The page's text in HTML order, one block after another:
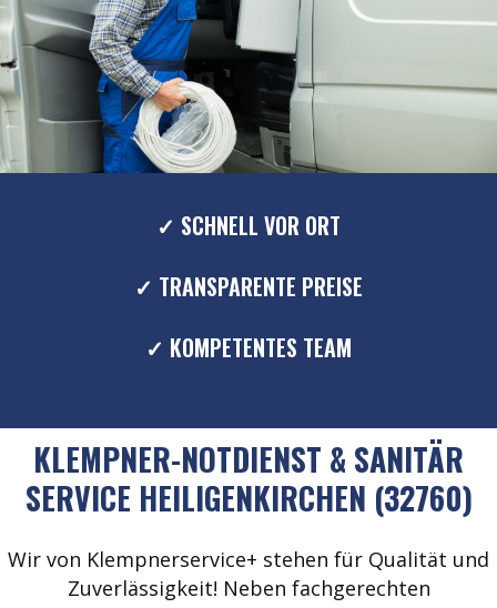
✓ SCHNELL VOR ORT
✓ TRANSPARENTE PREISE
✓ KOMPETENTES TEAM
KLEMPNER-NOTDIENST & SANITÄR
SERVICE HEILIGENKIRCHEN (32760)
Wir von Klempnerservice+ stehen für Qualität und
Zuverlässigkeit! Neben fachgerechten